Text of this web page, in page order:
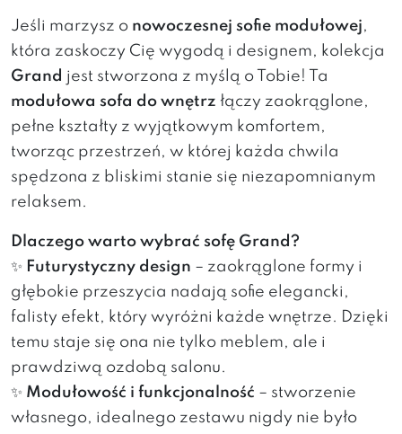
Jeśli marzysz o nowoczesnej sofie modułowej,
która zaskoczy Cię wygodą i designem, kolekcja
Grand jest stworzona z myślą o Tobie! Ta
modułowa sofa do wnętrz łączy zaokrąglone,
pełne kształty z wyjątkowym komfortem,
tworząc przestrzeń, w której każda chwila
spędzona z bliskimi stanie się niezapomnianym
relaksem.
Dlaczego warto wybrać sofę Grand?
✨ Futurystyczny design – zaokrąglone formy i
głębokie przeszycia nadają sofie elegancki,
falisty efekt, który wyróżni każde wnętrze. Dzięki
temu staje się ona nie tylko meblem, ale i
prawdziwą ozdobą salonu.
✨ Modułowość i funkcjonalność – stworzenie
własnego, idealnego zestawu nigdy nie było